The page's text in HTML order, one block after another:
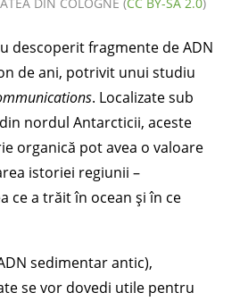
descoperit fragmente de ADN
de ani, potrivit unui studiu
. Localizate sub
nordul Antarcticii, aceste
organică pot avea o valoare
istoriei regiunii –
ce a trăit în ocean și în ce
sedimentar antic),
se vor dovedi utile pentru